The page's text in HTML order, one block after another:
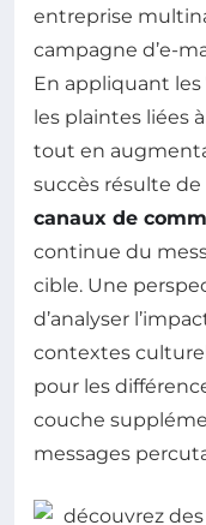
entreprise
campagne d’e-
En appliquant les
les plaintes liées
tout en
succès résulte
canaux de
continue du
cible. Une
d’analyser
contextes
pour les
couche
messages